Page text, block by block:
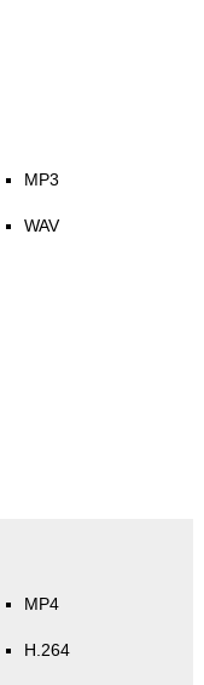
MP3
WAV
MP4
H.264